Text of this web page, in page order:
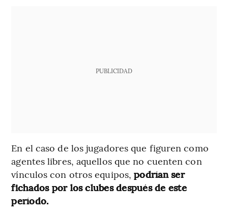
PUBLICIDAD
En el caso de los jugadores que figuren como
agentes libres, aquellos que no cuenten con
vínculos con otros equipos,podrían ser
fichados por los clubes después de este
período.